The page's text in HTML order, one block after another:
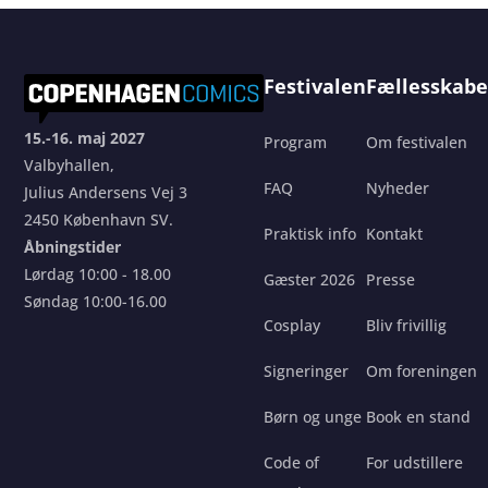
15.-16. maj 2027
Valbyhallen,
Julius Andersens Vej 3
2450 København SV.
Åbningstider
Lørdag 10:00 - 18.00
Søndag 10:00-16.00
Festivalen
Program
FAQ
Praktisk info
Gæster 2026
Cosplay
Signeringer
Børn og unge
Code of
Om festivalen
Nyheder
Kontakt
Presse
Bliv frivillig
Om foreningen
Book en stand
For udstillere